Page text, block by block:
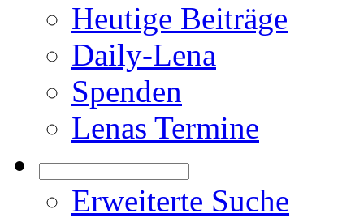
Heutige Beiträge
Daily-Lena
Spenden
Lenas Termine
Erweiterte Suche